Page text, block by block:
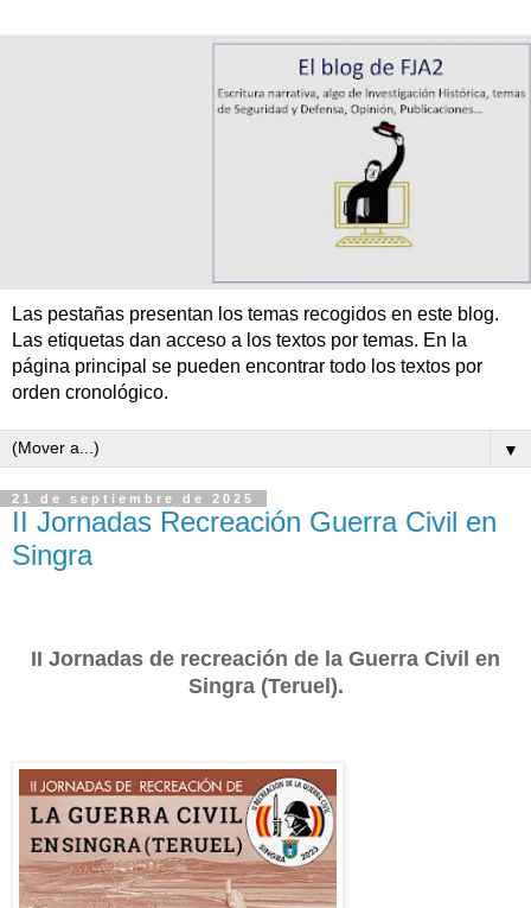
Las pestañas presentan los temas recogidos en este blog.
Las etiquetas dan acceso a los textos por temas. En la
página principal se pueden encontrar todo los textos por
orden cronológico.
▼
21 de septiembre de 2025
II Jornadas Recreación Guerra Civil en
Singra
II Jornadas de recreación de la Guerra Civil en
Singra (Teruel).